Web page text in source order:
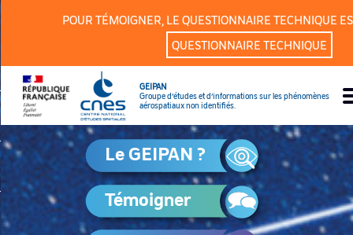
Panneau de gestion des cookies
POUR TÉMOIGNER, LE QUESTIONNAIRE TECHNIQUE
QUESTIONNAIRE TECHNIQUE
GEIPAN
Groupe d’études et d’informations sur les phénomènes
aérospatiaux non identifiés.
Le GEIPAN ?
Témoigner